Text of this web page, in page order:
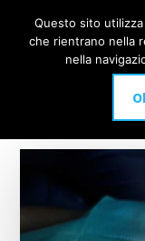
Additional
menu
DENTALE
anche
carico
immediato!
Questo sito
che rientrano nella
nella